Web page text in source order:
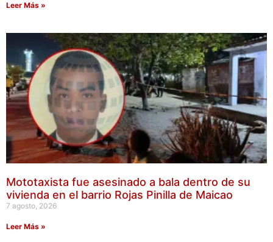
Leer Más »
Mototaxista fue asesinado a bala dentro de su
vivienda en el barrio Rojas Pinilla de Maicao
7 agosto, 2026
Leer Más »